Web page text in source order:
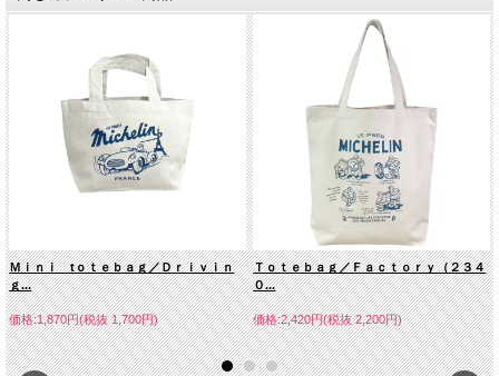
Ｍｉｎｉ tｏｔｅｂａｇ／Ｄｒｉｖｉｎ
ｇ...
価格:1,870円(税抜 1,700円)
Ｔｏｔｅｂａｇ／Ｆａｃｔｏｒｙ（２３４
０...
価格:2,420円(税抜 2,200円)